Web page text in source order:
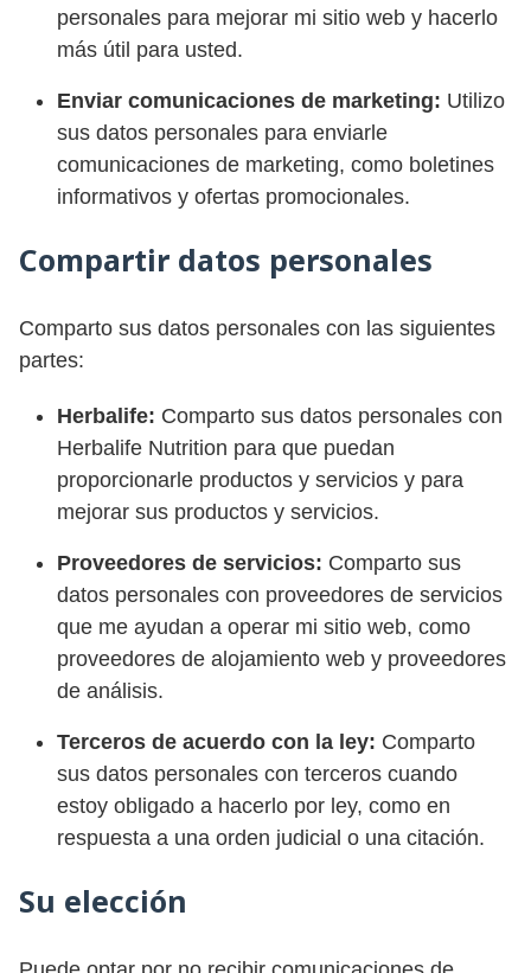
personales para mejorar mi sitio web y hacerlo
más útil para usted.
Enviar comunicaciones de marketing: Utilizo
sus datos personales para enviarle
comunicaciones de marketing, como boletines
informativos y ofertas promocionales.
Compartir datos personales
Comparto sus datos personales con las siguientes
partes:
Herbalife: Comparto sus datos personales con
Herbalife Nutrition para que puedan
proporcionarle productos y servicios y para
mejorar sus productos y servicios.
Proveedores de servicios: Comparto sus
datos personales con proveedores de servicios
que me ayudan a operar mi sitio web, como
proveedores de alojamiento web y proveedores
de análisis.
Terceros de acuerdo con la ley: Comparto
sus datos personales con terceros cuando
estoy obligado a hacerlo por ley, como en
respuesta a una orden judicial o una citación.
Su elección